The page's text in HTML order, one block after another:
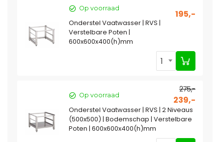
Op voorraad
195,-
Onderstel Vaatwasser | RVS |
Verstelbare Poten |
600x600x400(h)mm
1
Op voorraad
275,-
239,-
Onderstel Vaatwasser | RVS | 2 Niveaus
(500x500) | Bodemschap | Verstelbare
Poten | 600x600x400(h)mm